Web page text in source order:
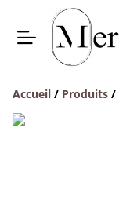
Accueil / Produits /